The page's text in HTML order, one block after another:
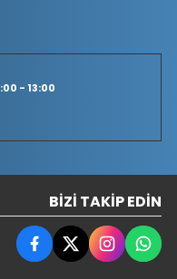
- 13:00
BIZI TAKIP EDIN